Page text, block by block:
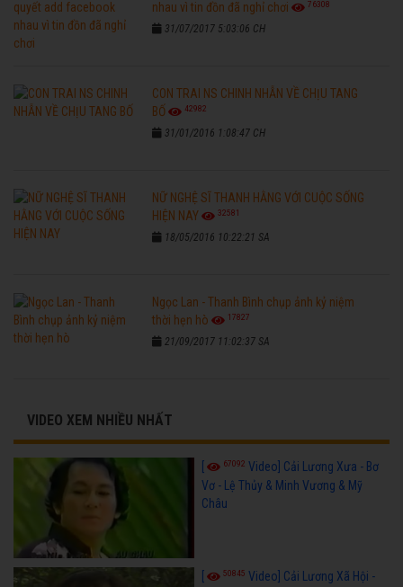
nhau vì tin đồn đã nghỉ chơi
76308
31/07/2017 5:03:06 CH
CON TRAI NS CHINH NHẪN VỀ CHỊU TANG
BỐ
42982
31/01/2016 1:08:47 CH
NỮ NGHỆ SĨ THANH HẰNG VỚI CUỘC SỐNG
HIỆN NAY
32581
18/05/2016 10:22:21 SA
Ngọc Lan - Thanh Bình chụp ảnh kỷ niệm
thời hẹn hò
17827
21/09/2017 11:02:37 SA
VIDEO XEM NHIỀU NHẤT
[ 67092 Video] Cải Lương Xưa - Bơ
Vơ - Lệ Thủy & Minh Vương & Mỹ
Châu
50845 Video] Cải Lương Xã Hội -